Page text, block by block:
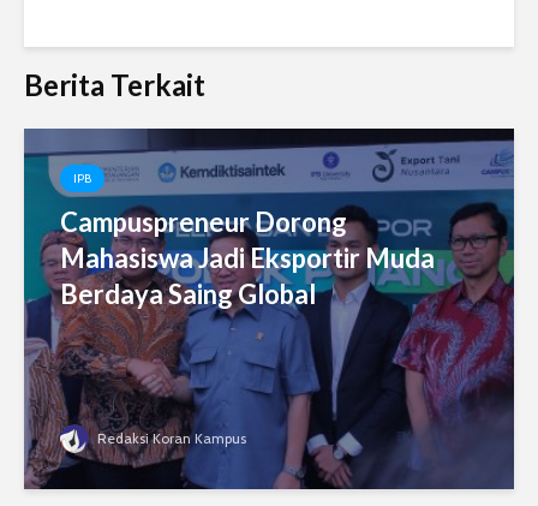
Berita Terkait
IPB
Campuspreneur Dorong
Mahasiswa Jadi Eksportir Muda
Berdaya Saing Global
Redaksi Koran Kampus